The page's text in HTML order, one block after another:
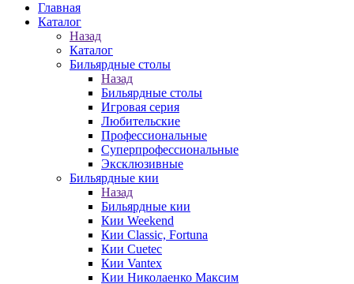
Главная
Каталог
Назад
Каталог
Бильярдные столы
Назад
Бильярдные столы
Игровая серия
Любительские
Профессиональные
Суперпрофессиональные
Эксклюзивные
Бильярдные кии
Назад
Бильярдные кии
Кии Weekend
Кии Classic, Fortuna
Кии Cuetec
Кии Vantex
Кии Николаенко Максим